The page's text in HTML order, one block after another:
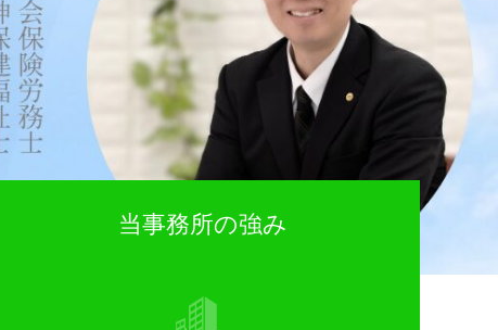
当事務所の強み